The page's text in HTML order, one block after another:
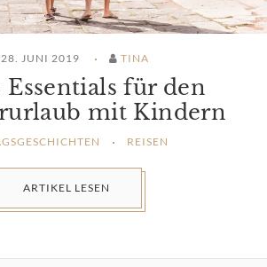
28. JUNI 2019 TINA
Essentials für den
mit Kindern
REISEN
ARTIKEL LESEN